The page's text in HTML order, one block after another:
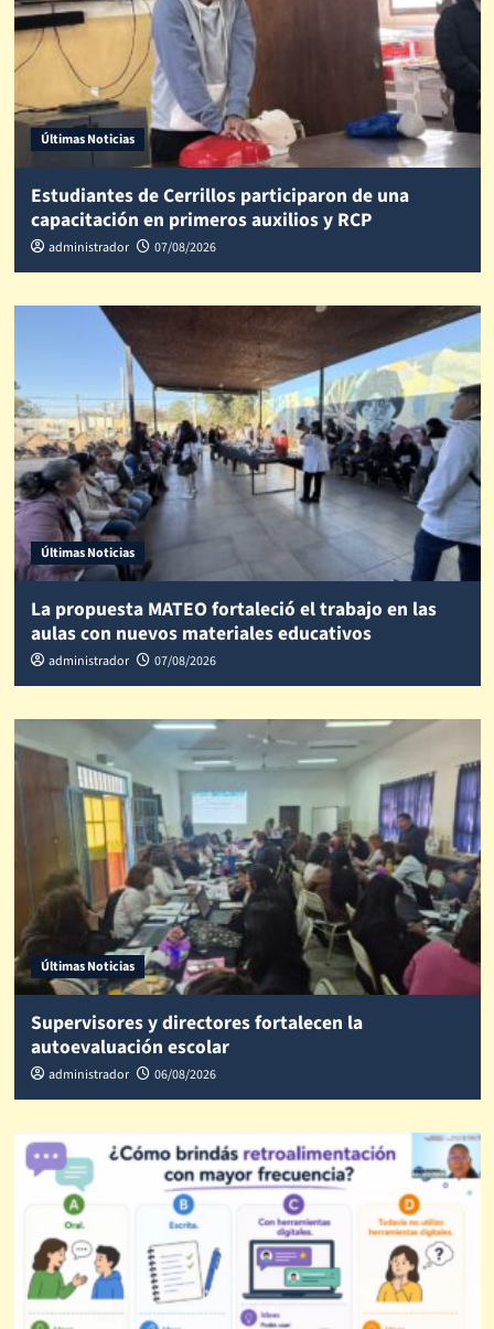
Últimas Noticias
Estudiantes de Cerrillos participaron de una
capacitación en primeros auxilios y RCP
administrador 07/08/2026
Últimas Noticias
La propuesta MATEO fortaleció el trabajo en las
aulas con nuevos materiales educativos
administrador 07/08/2026
Últimas Noticias
Supervisores y directores fortalecen la
autoevaluación escolar
administrador 06/08/2026